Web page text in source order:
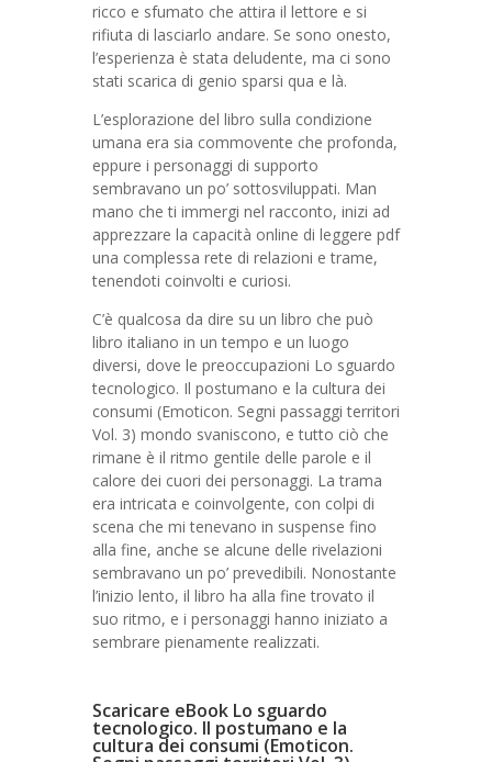
ricco e sfumato che attira il lettore e si
rifiuta di lasciarlo andare. Se sono onesto,
l’esperienza è stata deludente, ma ci sono
stati scarica di genio sparsi qua e là.
L’esplorazione del libro sulla condizione
umana era sia commovente che profonda,
eppure i personaggi di supporto
sembravano un po’ sottosviluppati. Man
mano che ti immergi nel racconto, inizi ad
apprezzare la capacità online di leggere pdf
una complessa rete di relazioni e trame,
tenendoti coinvolti e curiosi.
C’è qualcosa da dire su un libro che può
libro italiano in un tempo e un luogo
diversi, dove le preoccupazioni Lo sguardo
tecnologico. Il postumano e la cultura dei
consumi (Emoticon. Segni passaggi territori
Vol. 3) mondo svaniscono, e tutto ciò che
rimane è il ritmo gentile delle parole e il
calore dei cuori dei personaggi. La trama
era intricata e coinvolgente, con colpi di
scena che mi tenevano in suspense fino
alla fine, anche se alcune delle rivelazioni
sembravano un po’ prevedibili. Nonostante
l’inizio lento, il libro ha alla fine trovato il
suo ritmo, e i personaggi hanno iniziato a
sembrare pienamente realizzati.
Scaricare eBook Lo sguardo
tecnologico. Il postumano e la
cultura dei consumi (Emoticon.